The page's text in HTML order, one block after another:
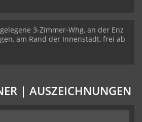
3-Zimmer-Whg, an der Enz
am Rand der Innenstadt, frei ab
| AUSZEICHNUNGEN